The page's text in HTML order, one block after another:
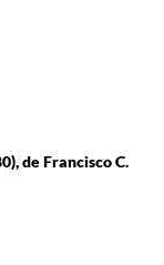
de Francisco C.